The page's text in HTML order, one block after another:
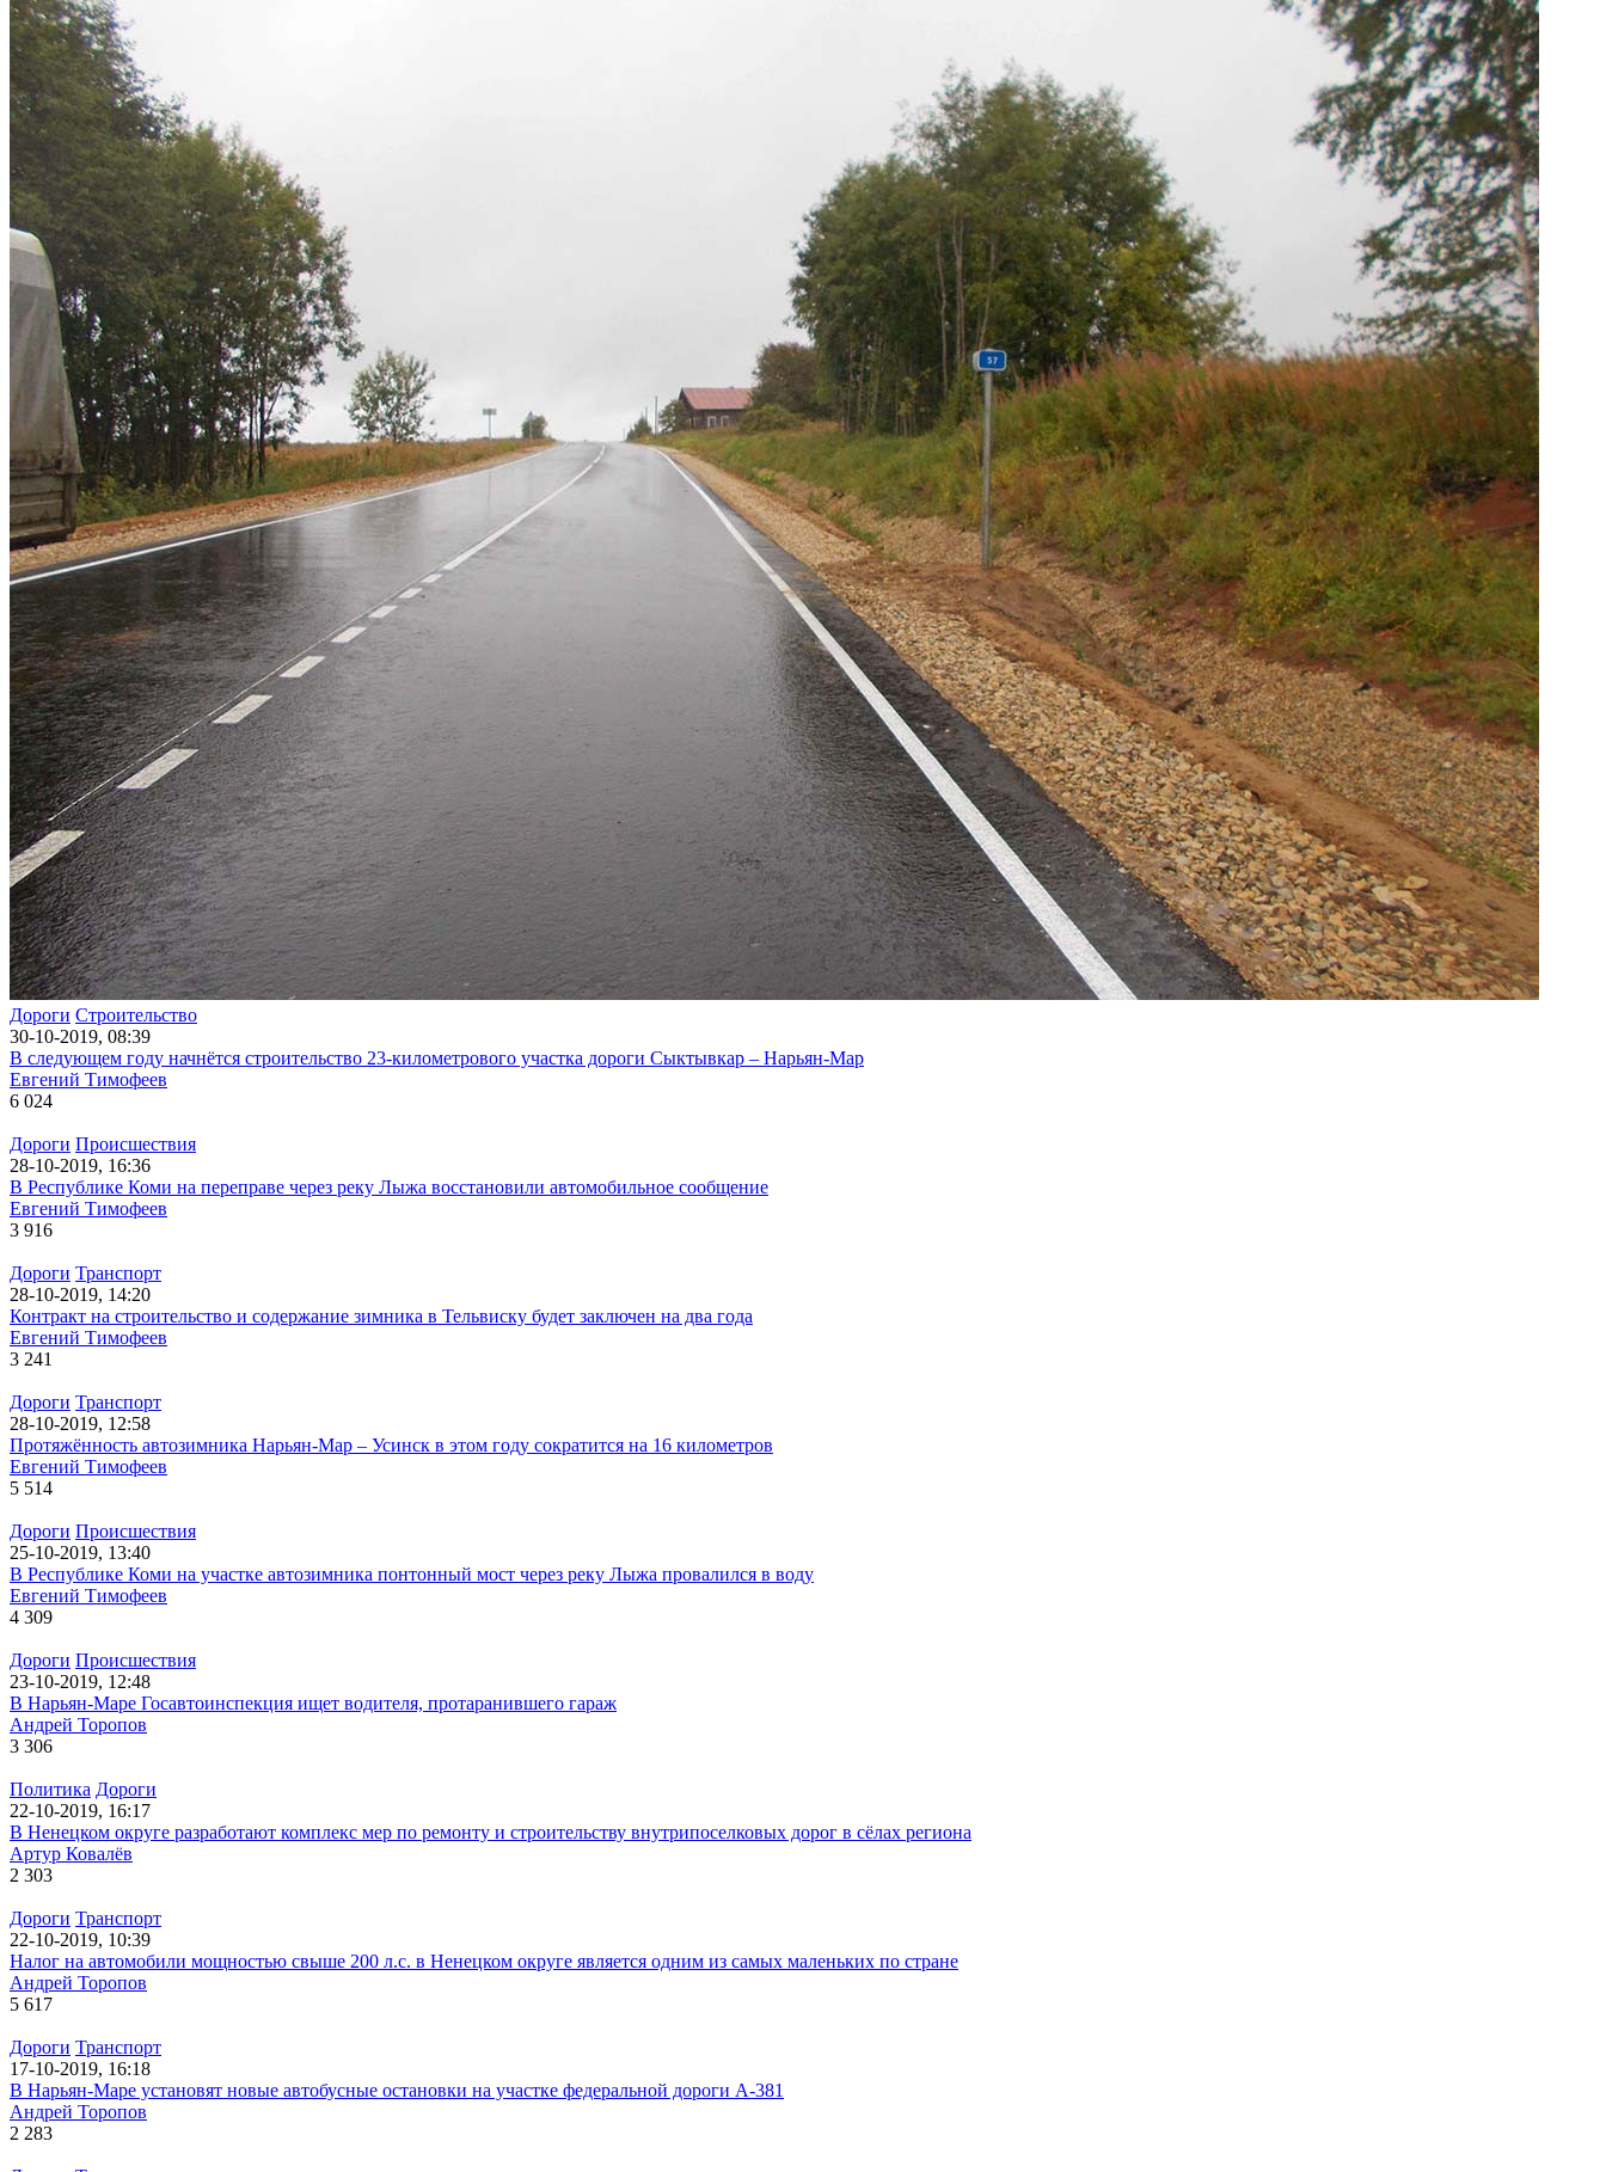
Дороги Строительство
30-10-2019, 08:39
В следующем году начнётся строительство 23-километрового участка дороги Сыктывкар – Нарьян-Мар
Евгений Тимофеев
6 024
Дороги Происшествия
28-10-2019, 16:36
В Республике Коми на переправе через реку Лыжа восстановили автомобильное сообщение
Евгений Тимофеев
3 916
Дороги Транспорт
28-10-2019, 14:20
Контракт на строительство и содержание зимника в Тельвиску будет заключен на два года
Евгений Тимофеев
3 241
Дороги Транспорт
28-10-2019, 12:58
Протяжённость автозимника Нарьян-Мар – Усинск в этом году сократится на 16 километров
Евгений Тимофеев
5 514
Дороги Происшествия
25-10-2019, 13:40
В Республике Коми на участке автозимника понтонный мост через реку Лыжа провалился в воду
Евгений Тимофеев
4 309
Дороги Происшествия
23-10-2019, 12:48
В Нарьян-Маре Госавтоинспекция ищет водителя, протаранившего гараж
Андрей Торопов
3 306
Политика Дороги
22-10-2019, 16:17
В Ненецком округе разработают комплекс мер по ремонту и строительству внутрипоселковых дорог в сёлах региона
Артур Ковалёв
2 303
Дороги Транспорт
22-10-2019, 10:39
Налог на автомобили мощностью свыше 200 л.с. в Ненецком округе является одним из самых маленьких по стране
Андрей Торопов
5 617
Дороги Транспорт
17-10-2019, 16:18
В Нарьян-Маре установят новые автобусные остановки на участке федеральной дороги A-381
Андрей Торопов
2 283